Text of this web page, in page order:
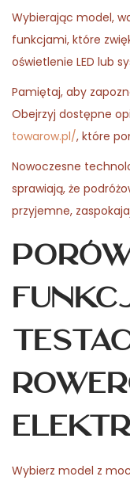
Wybierając model,
funkcjami, które
oświetlenie LED lub
Pamiętaj, aby
Obejrzyj dostępne
towarow.pl/, które
Nowoczesne
sprawiają, że
przyjemne,
Wybierz model z